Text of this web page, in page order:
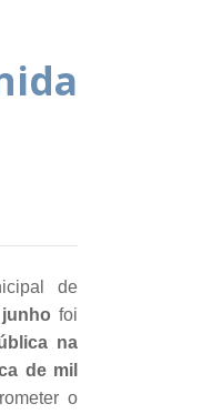
de
foi
na
de mil
o